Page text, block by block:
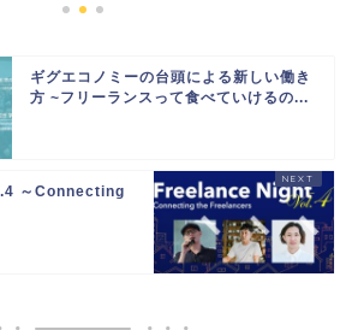
ギグエコノミーの台頭による新しい働き
方 ~フリーランスって食べていけるの...
～Connecting